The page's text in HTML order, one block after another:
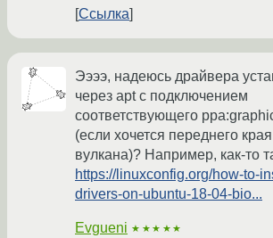
Ссылка
Ээээ, надеюсь драйвера
через apt с подключением
соответствующего
(если хочется переднего
вулкана)? Например, как-то
https://linuxconfig.org/how-to-
drivers-on-ubuntu-18-04-bio...
Evgueni ★★★★★